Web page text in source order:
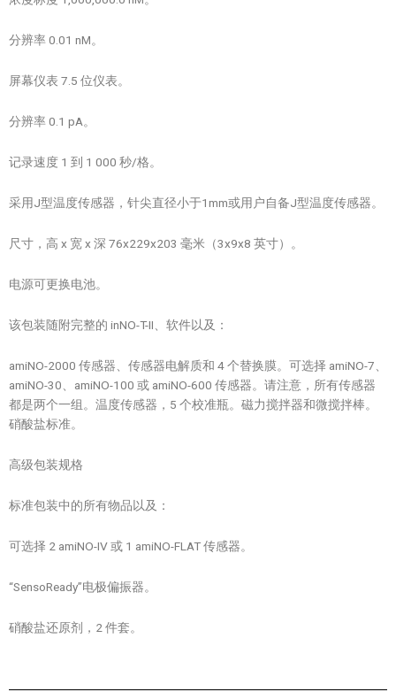
分辨率 0.01 nM。
屏幕仪表 7.5 位仪表。
分辨率 0.1 pA。
记录速度 1 到 1 000 秒/格。
采用J型温度传感器，针尖直径小于1mm或用户自备J型温度传感器。
尺寸，高 x 宽 x 深 76x229x203 毫米（3x9x8 英寸）。
电源可更换电池。
该包装随附完整的 inNO-T-II、软件以及：
amiNO-2000 传感器、传感器电解质和 4 个替换膜。可选择 amiNO-7、
amiNO-30、amiNO-100 或 amiNO-600 传感器。请注意，所有传感器
都是两个一组。温度传感器，5 个校准瓶。磁力搅拌器和微搅拌棒。
硝酸盐标准。
高级包装规格
标准包装中的所有物品以及：
可选择 2 amiNO-IV 或 1 amiNO-FLAT 传感器。
“SensoReady”电极偏振器。
硝酸盐还原剂，2 件套。